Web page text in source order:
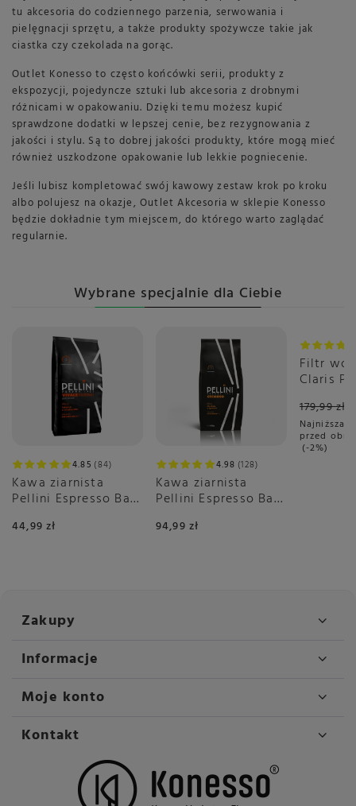
tu akcesoria do codziennego parzenia, serwowania i
pielęgnacji sprzętu, a także produkty spożywcze takie jak
ciastka czy czekolada na gorąc.
Outlet Konesso to często końcówki serii, produkty z
ekspozycji, pojedyncze sztuki lub akcesoria z drobnymi
różnicami w opakowaniu. Dzięki temu możesz kupić
sprawdzone dodatki w lepszej cenie, bez rezygnowania z
jakości i stylu. Są to dobrej jakości produkty, które mogą mieć
również uszkodzone opakowanie lub lekkie pogniecenie.
Jeśli lubisz kompletować swój kawowy zestaw krok po kroku
albo polujesz na okazje, Outlet Akcesoria w sklepie Konesso
będzie dokładnie tym miejscem, do którego warto zaglądać
regularnie.
Wybrane specjalnie dla Ciebie
4.85 84
Kawa ziarnista
Pellini Espresso Bar
44,99 zł
4.98 128
Kawa ziarnista
Pellini Espresso Bar
94,99 zł
Filtr
Claris
179,99 zł
Najniższa
przed
-2%
Zakupy
Informacje
Moje konto
Kontakt